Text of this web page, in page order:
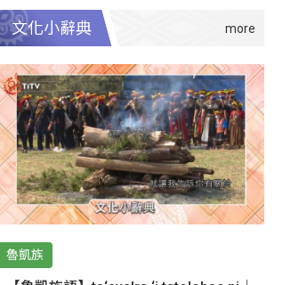
文化小辭典
魯凱族